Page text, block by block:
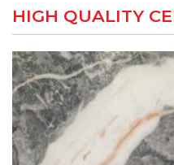
HIGH QUALITY